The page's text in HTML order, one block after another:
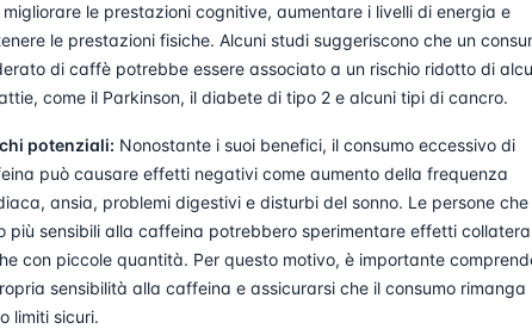
migliorare le prestazioni cognitive, aumentare i livelli di energia e
le prestazioni fisiche. Alcuni studi suggeriscono che un
di caffè potrebbe essere associato a un rischio ridotto di
come il Parkinson, il diabete di tipo 2 e alcuni tipi di cancro.
potenziali: Nonostante i suoi benefici, il consumo eccessivo di
può causare effetti negativi come aumento della frequenza
ansia, problemi digestivi e disturbi del sonno. Le persone che
più sensibili alla caffeina potrebbero sperimentare effetti
con piccole quantità. Per questo motivo, è importante
sensibilità alla caffeina e assicurarsi che il consumo rimanga
limiti sicuri.